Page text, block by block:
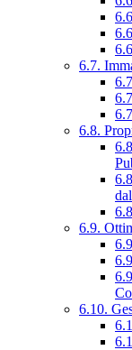
6.7.
6.8.
6.9.
6.10.